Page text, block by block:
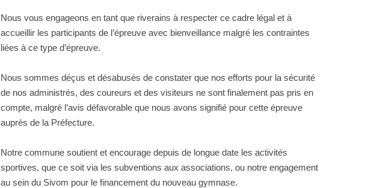
Nous vous engageons en tant que riverains à respecter ce cadre légal et à
accueillir les participants de l’épreuve avec bienveillance malgré les contraintes
liées à ce type d’épreuve.
Nous sommes déçus et désabusés de constater que nos efforts pour la sécurité
de nos administrés, des coureurs et des visiteurs ne sont finalement pas pris en
compte, malgré l’avis défavorable que nous avons signifié pour cette épreuve
auprès de la Préfecture.
Notre commune soutient et encourage depuis de longue date les activités
sportives, que ce soit via les subventions aux associations, ou notre engagement
au sein du Sivom pour le financement du nouveau gymnase.